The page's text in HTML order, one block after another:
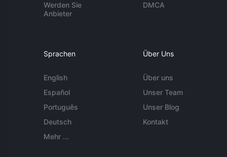
Werden Sie
Anbieter
DMCA
Sprachen
English
Español
Português
Deutsch
Mehr ...
Über Uns
Über uns
Unser Team
Unser Blog
Kontakt